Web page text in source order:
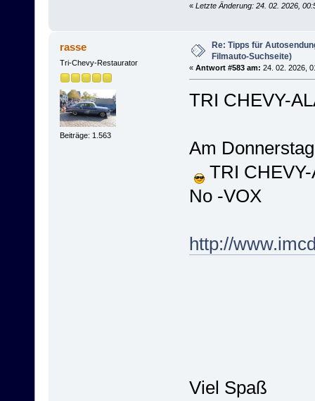
« Letzte Änderung: 24. 02. 2026,
rasse
Tri-Chevy-Restaurator
Beiträge: 1.563
Re: Tipps für
Filmauto-Suchseite)
« Antwort #583 am: 24. 02. 2026,
TRI CHEVY-
Am
TRI CHEVY-
No -VOX
http://
Viel Spaß